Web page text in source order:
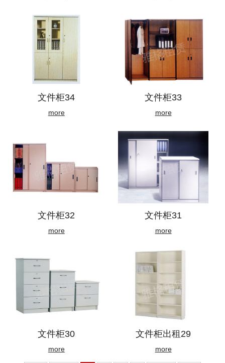
文件柜34
more
文件柜33
more
文件柜32
more
文件柜31
more
文件柜30
more
文件柜出租29
more